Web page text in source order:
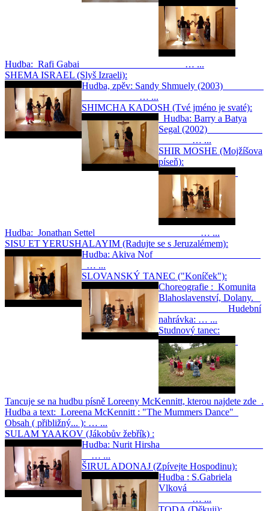
Hudba: Rafi Gabai … ...
SHEMA ISRAEL (Slyš Izraeli):
Hudba, zpěv: Sandy Shmuely (2003)
… ...
SHIMCHA KADOSH (Tvé jméno je svaté):
Hudba: Barry a Batya
Segal (2002)
… ...
SHIR MOSHE (Mojžíšova
píseň):
Hudba: Jonathan Settel … ...
SISU ET YERUSHALAYIM (Radujte se s Jeruzalémem):
Hudba: Akiva Nof
… ...
SLOVANSKÝ TANEC ("Koníček"):
Choreografie : Komunita
Blahoslavenství, Dolany.
Hudební
nahrávka: … ...
Studnový tanec:
Tancuje se na hudbu písně Loreeny McKennitt, kterou najdete zde .
Hudba a text: Loreena McKennitt : "The Mummers Dance"
Obsah ( přibližný... ): … ...
SULAM YAAKOV (Jákobův žebřík) :
Hudba: Nurit Hirsha
… ...
ŠIRUL ADONAJ (Zpívejte Hospodinu):
Hudba : S.Gabriela
Vlková
… ...